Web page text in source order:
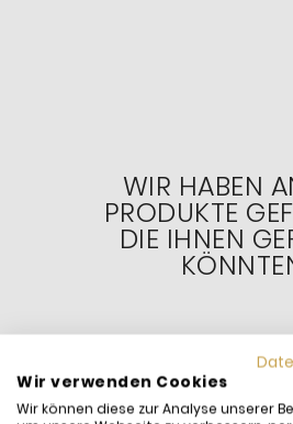
WIR HABEN
PRODUKTE
DIE IHNEN
-20%
Wir verwenden Cookies
Wir können diese zur Analyse unserer